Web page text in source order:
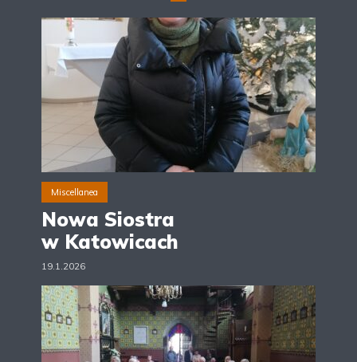
Miscellanea
Nowa Siostra
w Katowicach
19.1.2026